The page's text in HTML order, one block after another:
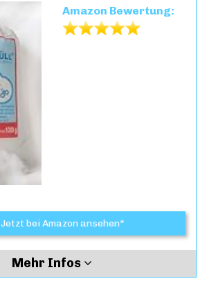
Amazon Bewertung:
Jetzt bei Amazon ansehen*
Mehr Infos